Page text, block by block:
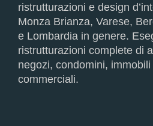
ristrutturazioni e design
Monza Brianza, Varese,
e Lombardia in genere.
ristrutturazioni complete di
negozi, condomini,
commerciali.